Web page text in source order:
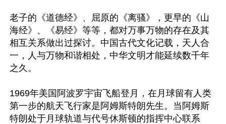
老子的《道德经》、屈原的《离骚》，更早的《山
海经》、《易经》等等，都对万事万物的存在及其
相互关系做出过探讨。中国古代文化记载，天人合
一，人与万物和谐相处，中华文明才能延续数千年
之久。
1969年美国阿波罗宇宙飞船登月，在月球留有人类
第一步的航天飞行家是阿姆斯特朗先生。当阿姆斯
特朗处于月球轨道与代号休斯顿的指挥中心联系